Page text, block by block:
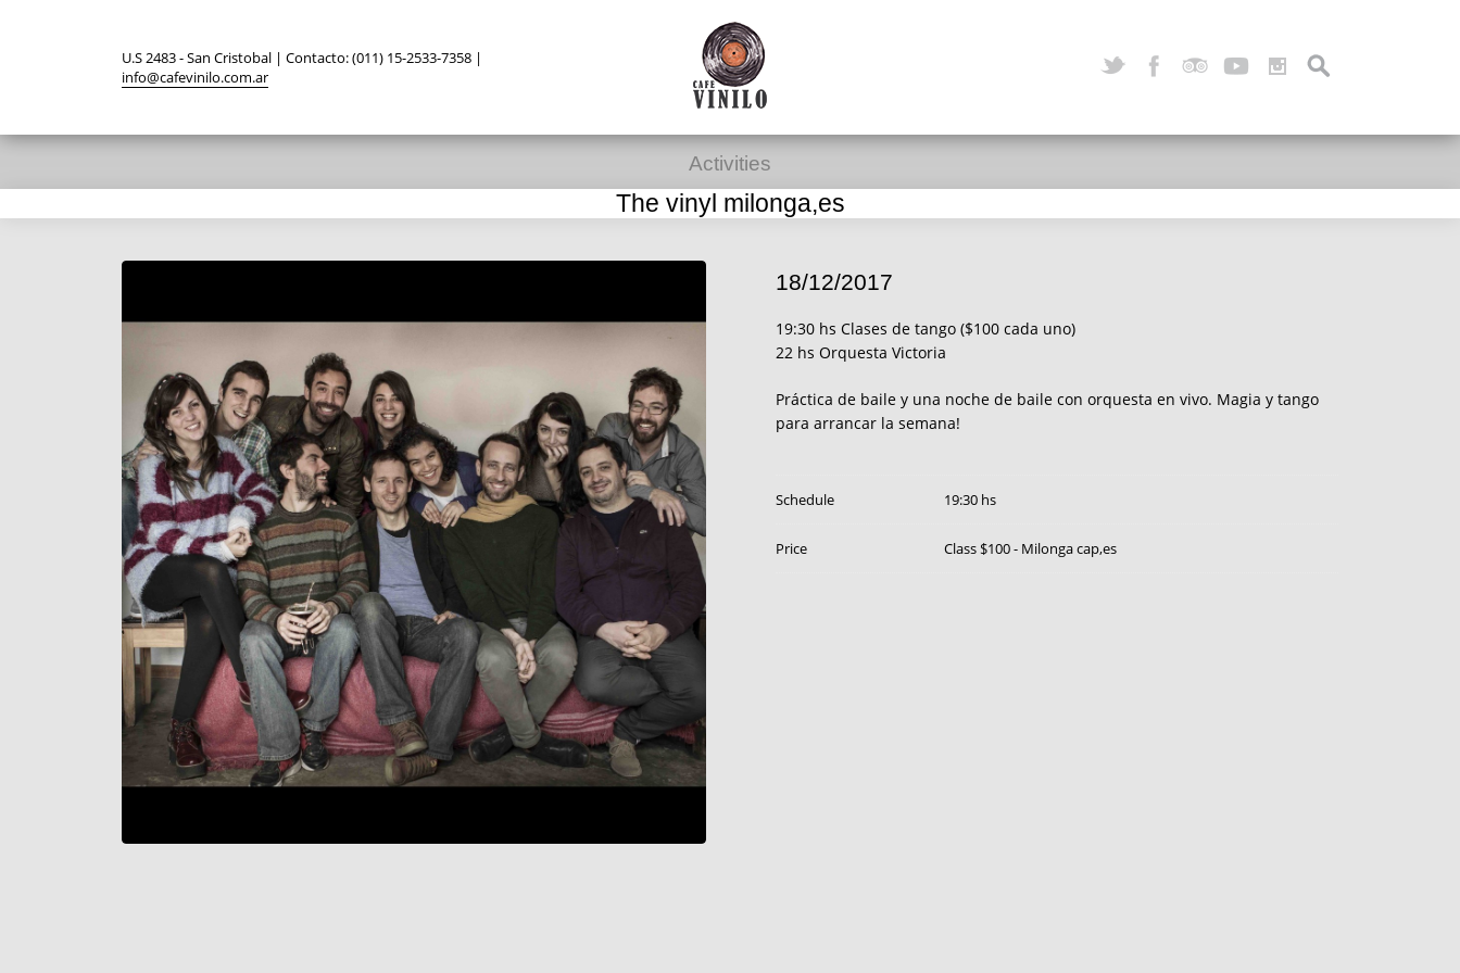
U.S 2483 - San Cristobal | Contacto: (011) 15-2533-7358 |
info@cafevinilo.com.ar
Activities
The vinyl milonga,es
18/12/2017
19:30 hs Clases de tango ($100 cada uno)
22 hs Orquesta Victoria
Práctica de baile y una noche de baile con orquesta en vivo. Magia y tango
para arrancar la semana!
Schedule 19:30 hs
Price Class $100 - Milonga cap,es